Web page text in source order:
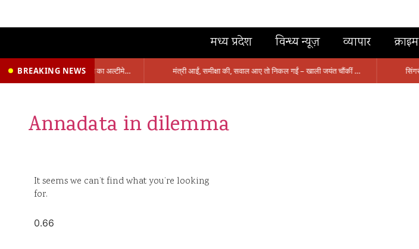
मध्य प्रदेश विन्ध्य न्यूज़ व्यापार क्राइम
BREAKING NEWS प्रभारी मंत्री के निशाने पर नगर निगम,अफसरों को 10 दिन का अल्टीमेटम,नहीं होगी कार्रवाई, महापौर-आयुक्त के बीच सौहार्दहीनता पर मंत्री ने उठाए सवाल मंत्री आईं, समीक्षा की, सवाल आए तो निकल गईं – खाली जयंत चौंकीं पर नहीं दिया जवाब
Annadata in dilemma
It seems we can’t find what you’re looking
for.